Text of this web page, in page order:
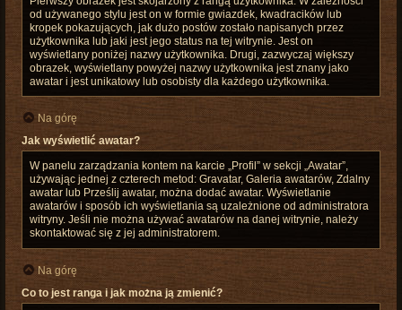
od używanego stylu jest on w formie gwiazdek, kwadracików lub
kropek pokazujących, jak dużo postów zostało napisanych przez
użytkownika lub jaki jest jego status na tej witrynie. Jest on
wyświetlany poniżej nazwy użytkownika. Drugi, zazwyczaj większy
obrazek, wyświetlany powyżej nazwy użytkownika jest znany jako
awatar i jest unikatowy lub osobisty dla każdego użytkownika.
Na górę
Jak wyświetlić awatar?
W panelu zarządzania kontem na karcie „Profil” w sekcji „Awatar”,
używając jednej z czterech metod: Gravatar, Galeria awatarów, Zdalny
awatar lub Prześlij awatar, można dodać awatar. Wyświetlanie
awatarów i sposób ich wyświetlania są uzależnione od administratora
witryny. Jeśli nie można używać awatarów na danej witrynie, należy
skontaktować się z jej administratorem.
Na górę
Co to jest ranga i jak można ją zmienić?